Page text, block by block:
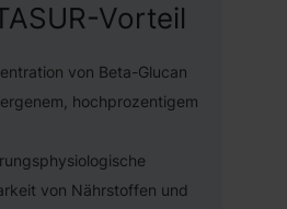
Vorteil
von Beta-Glucan
hochprozentigem
von Nährstoffen und